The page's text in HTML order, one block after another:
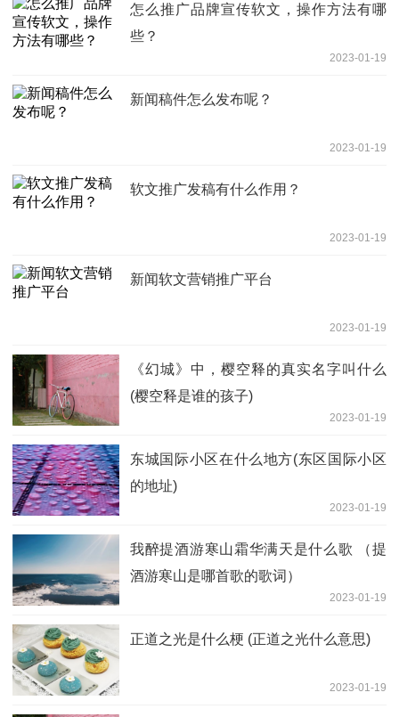
怎么推广品牌宣传软文，操作方法有哪
些？
2023-01-19
新闻稿件怎么发布呢？
2023-01-19
软文推广发稿有什么作用？
2023-01-19
新闻软文营销推广平台
2023-01-19
《幻城》中，樱空释的真实名字叫什么
(樱空释是谁的孩子)
2023-01-19
东城国际小区在什么地方(东区国际小区
的地址)
2023-01-19
我醉提酒游寒山霜华满天是什么歌 （提
酒游寒山是哪首歌的歌词）
2023-01-19
正道之光是什么梗 (正道之光什么意思)
2023-01-19